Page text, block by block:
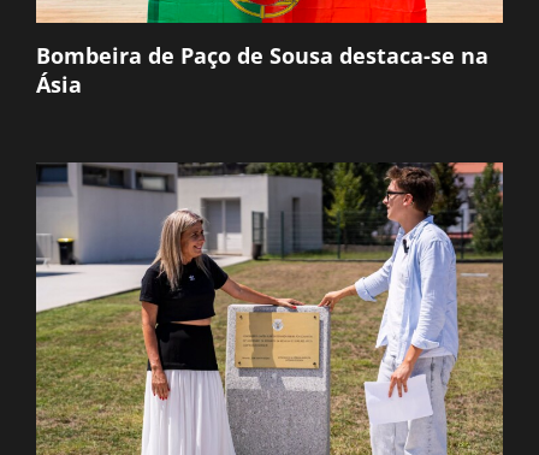
Bombeira de Paço de Sousa destaca-se na
Ásia